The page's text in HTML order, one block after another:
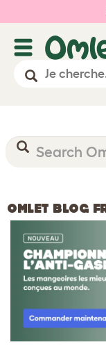
OMLET BLOG